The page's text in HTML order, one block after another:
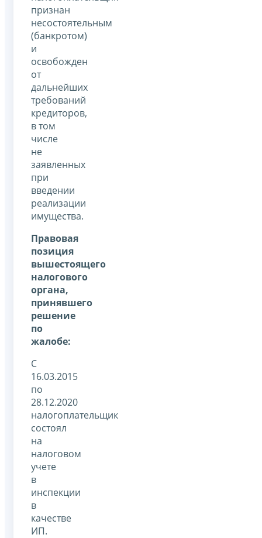
признан
несостоятельным
(банкротом)
и
освобожден
от
дальнейших
требований
кредиторов,
в том
числе
не
заявленных
при
введении
реализации
имущества.
Правовая
позиция
вышестоящего
налогового
органа,
принявшего
решение
по
жалобе:
С
16.03.2015
по
28.12.2020
налогоплательщик
состоял
на
налоговом
учете
в
инспекции
в
качестве
ИП.